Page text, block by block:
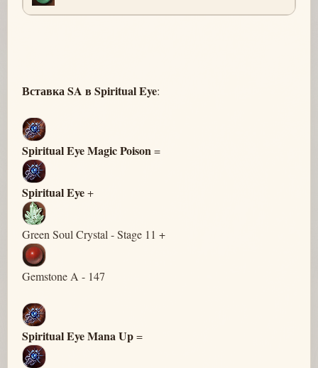
Вставка SA в Spiritual Eye:
Spiritual Eye Magic Poison =
Spiritual Eye+
Green Soul Crystal - Stage 11 +
Gemstone A - 147
Spiritual Eye Mana Up=